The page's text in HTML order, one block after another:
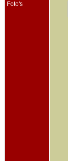
Foto's